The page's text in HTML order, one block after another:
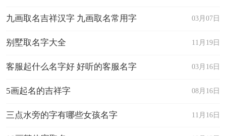
03月07日
九画取名吉祥汉字 九画取名常用字
11月19日
别墅取名字大全
03月16日
客服起什么名字好 好听的客服名字
08月16日
5画起名的吉祥字
11月16日
三点水旁的字有哪些女孩名字